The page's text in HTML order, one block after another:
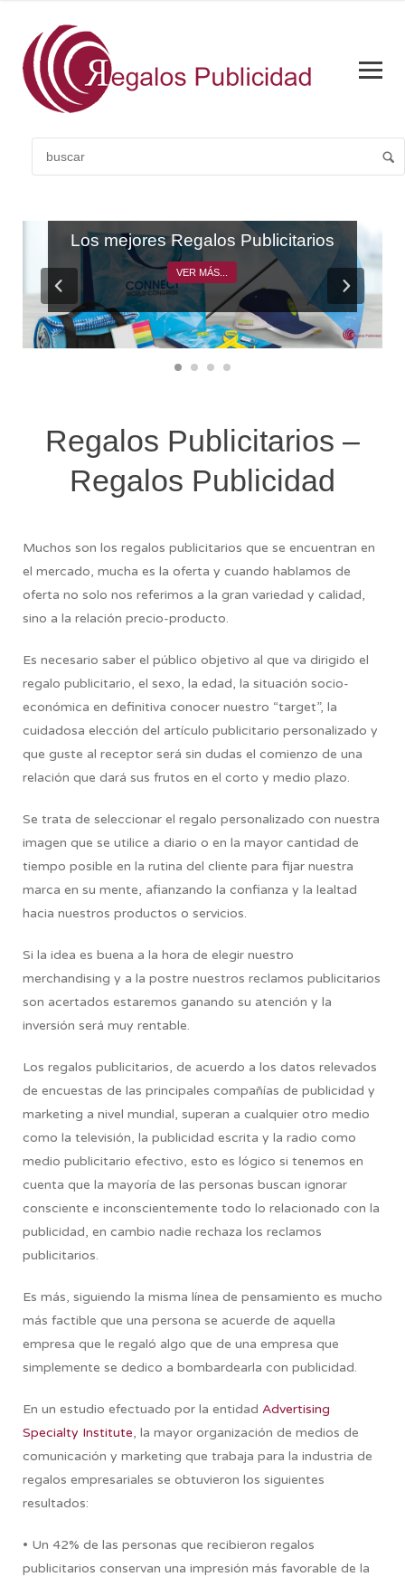
Los mejores Regalos Publicitarios
VER MÁS...
Regalos Publicitarios –
Regalos Publicidad
Muchos son los regalos publicitarios que se encuentran en
el mercado, mucha es la oferta y cuando hablamos de
oferta no solo nos referimos a la gran variedad y calidad,
sino a la relación precio-producto.
Es necesario saber el público objetivo al que va dirigido el
regalo publicitario, el sexo, la edad, la situación socio-
económica en definitiva conocer nuestro “target”, la
cuidadosa elección del artículo publicitario personalizado y
que guste al receptor será sin dudas el comienzo de una
relación que dará sus frutos en el corto y medio plazo.
Se trata de seleccionar el regalo personalizado con nuestra
imagen que se utilice a diario o en la mayor cantidad de
tiempo posible en la rutina del cliente para fijar nuestra
marca en su mente, afianzando la confianza y la lealtad
hacia nuestros productos o servicios.
Si la idea es buena a la hora de elegir nuestro
merchandising y a la postre nuestros reclamos publicitarios
son acertados estaremos ganando su atención y la
inversión será muy rentable.
Los regalos publicitarios, de acuerdo a los datos relevados
de encuestas de las principales compañías de publicidad y
marketing a nivel mundial, superan a cualquier otro medio
como la televisión, la publicidad escrita y la radio como
medio publicitario efectivo, esto es lógico si tenemos en
cuenta que la mayoría de las personas buscan ignorar
consciente e inconscientemente todo lo relacionado con la
publicidad, en cambio nadie rechaza los reclamos
publicitarios.
Es más, siguiendo la misma línea de pensamiento es mucho
más factible que una persona se acuerde de aquella
empresa que le regaló algo que de una empresa que
simplemente se dedico a bombardearla con publicidad.
En un estudio efectuado por la entidad Advertising
Specialty Institute, la mayor organización de medios de
comunicación y marketing que trabaja para la industria de
regalos empresariales se obtuvieron los siguientes
resultados:
• Un 42% de las personas que recibieron regalos
publicitarios conservan una impresión más favorable de la